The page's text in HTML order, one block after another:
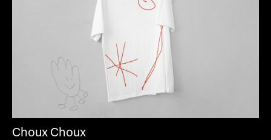
Choux Choux